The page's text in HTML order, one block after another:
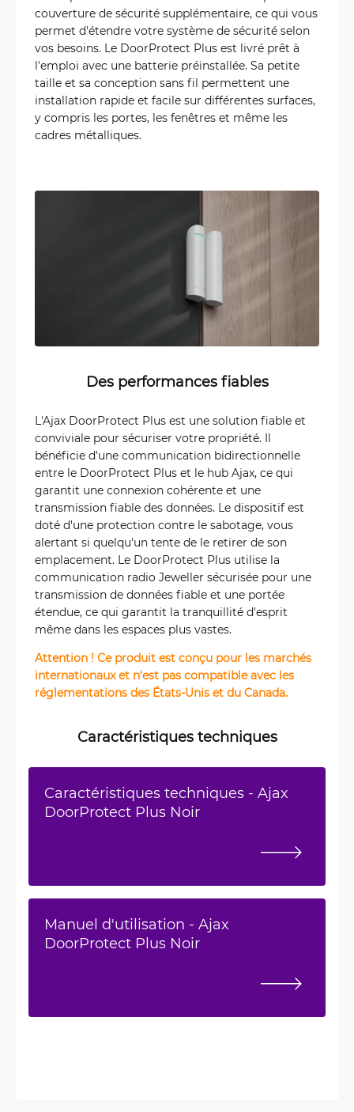
couverture de sécurité supplémentaire, ce qui vous
permet d'étendre votre système de sécurité selon
vos besoins. Le DoorProtect Plus est livré prêt à
l'emploi avec une batterie préinstallée. Sa petite
taille et sa conception sans fil permettent une
installation rapide et facile sur différentes surfaces,
y compris les portes, les fenêtres et même les
cadres métalliques.
Des performances fiables
L'Ajax DoorProtect Plus est une solution fiable et
conviviale pour sécuriser votre propriété. Il
bénéficie d'une communication bidirectionnelle
entre le DoorProtect Plus et le hub Ajax, ce qui
garantit une connexion cohérente et une
transmission fiable des données. Le dispositif est
doté d'une protection contre le sabotage, vous
alertant si quelqu'un tente de le retirer de son
emplacement. Le DoorProtect Plus utilise la
communication radio Jeweller sécurisée pour une
transmission de données fiable et une portée
étendue, ce qui garantit la tranquillité d'esprit
même dans les espaces plus vastes.
Attention ! Ce produit est conçu pour les marchés
internationaux et n'est pas compatible avec les
réglementations des États-Unis et du Canada.
Caractéristiques techniques
Caractéristiques techniques - Ajax
DoorProtect Plus Noir
Manuel d'utilisation - Ajax
DoorProtect Plus Noir